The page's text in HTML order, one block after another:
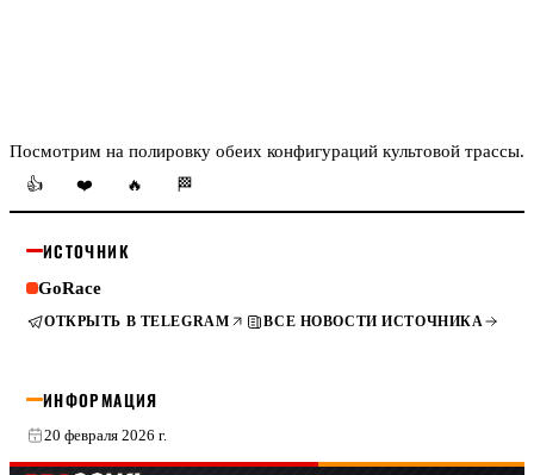
Посмотрим на полировку обеих конфигураций культовой трассы.
👍
❤️ 🔥 🏁
ИСТОЧНИК
GoRace
ОТКРЫТЬ В TELEGRAM ВСЕ НОВОСТИ ИСТОЧНИКА
ИНФОРМАЦИЯ
20 февраля 2026 г.